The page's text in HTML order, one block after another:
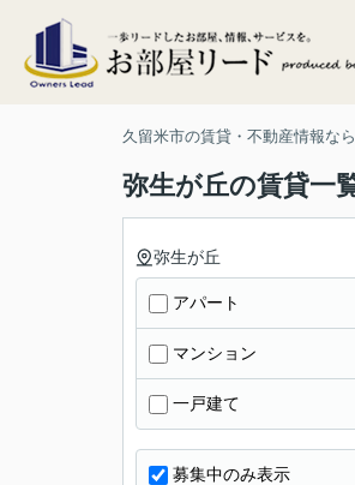
久留米市の賃貸・不動産情報な
弥生が丘の賃貸一
弥生が丘
アパート
マンション
一戸建て
募集中のみ表示